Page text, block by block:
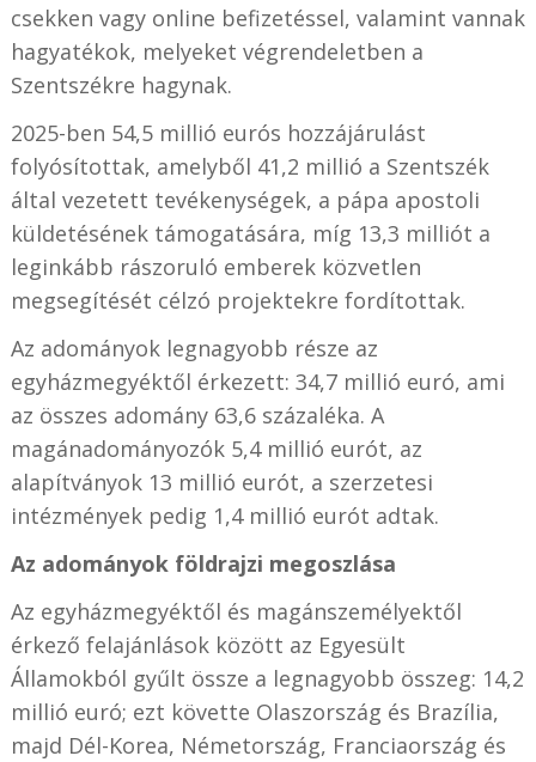
csekken vagy online befizetéssel, valamint vannak
hagyatékok, melyeket végrendeletben a
Szentszékre hagynak.
2025-ben 54,5 millió eurós hozzájárulást
folyósítottak, amelyből 41,2 millió a Szentszék
által vezetett tevékenységek, a pápa apostoli
küldetésének támogatására, míg 13,3 milliót a
leginkább rászoruló emberek közvetlen
megsegítését célzó projektekre fordítottak.
Az adományok legnagyobb része az
egyházmegyéktől érkezett: 34,7 millió euró, ami
az összes adomány 63,6 százaléka. A
magánadományozók 5,4 millió eurót, az
alapítványok 13 millió eurót, a szerzetesi
intézmények pedig 1,4 millió eurót adtak.
Az adományok földrajzi megoszlása
Az egyházmegyéktől és magánszemélyektől
érkező felajánlások között az Egyesült
Államokból gyűlt össze a legnagyobb összeg: 14,2
millió euró; ezt követte Olaszország és Brazília,
majd Dél-Korea, Németország, Franciaország és